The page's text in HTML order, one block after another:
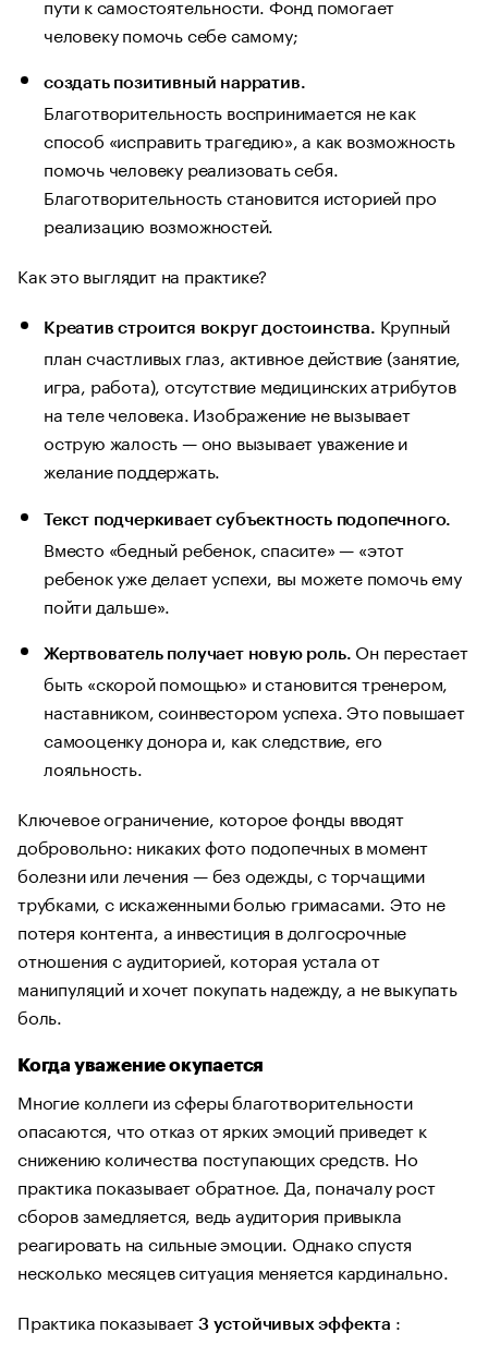
человеку помочь себе самому;
создать позитивный нарратив.
Благотворительность воспринимается не как
способ «исправить трагедию», а как возможность
помочь человеку реализовать себя.
Благотворительность становится историей про
реализацию возможностей.
Как это выглядит на практике?
Креатив строится вокруг достоинства. Крупный
план счастливых глаз, активное действие (занятие,
игра, работа), отсутствие медицинских атрибутов
на теле человека. Изображение не вызывает
острую жалость — оно вызывает уважение и
желание поддержать.
Текст подчеркивает субъектность подопечного.
Вместо «бедный ребенок, спасите» — «этот
ребенок уже делает успехи, вы можете помочь ему
пойти дальше».
Жертвователь получает новую роль. Он перестает
быть «скорой помощью» и становится тренером,
наставником, соинвестором успеха. Это повышает
самооценку донора и, как следствие, его
лояльность.
Ключевое ограничение, которое фонды вводят
добровольно: никаких фото подопечных в момент
болезни или лечения — без одежды, с торчащими
трубками, с искаженными болью гримасами. Это не
потеря контента, а инвестиция в долгосрочные
отношения с аудиторией, которая устала от
манипуляций и хочет покупать надежду, а не выкупать
боль.
Когда уважение окупается
Многие коллеги из сферы благотворительности
опасаются, что отказ от ярких эмоций приведет к
снижению количества поступающих средств. Но
практика показывает обратное. Да, поначалу рост
сборов замедляется, ведь аудитория привыкла
реагировать на сильные эмоции. Однако спустя
несколько месяцев ситуация меняется кардинально.
Практика показывает 3 устойчивых эффекта :